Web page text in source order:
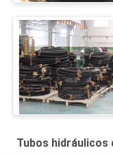
Tubos hidráulicos